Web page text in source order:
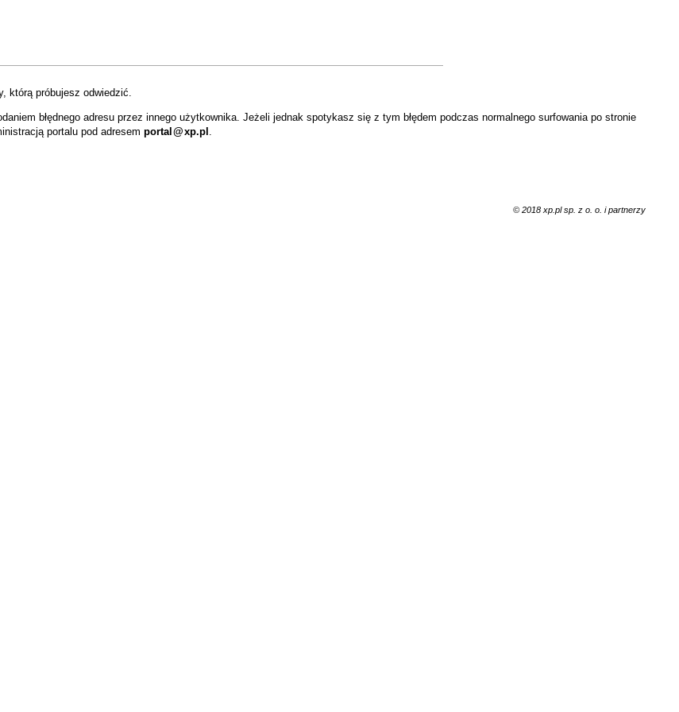
którą próbujesz odwiedzić.
błędnego adresu przez innego użytkownika. Jeżeli jednak spotykasz się z tym błędem podczas normalnego surfowania po stronie
portalu pod adresem portal @xp.pl .
© 2018 xp.pl sp. z o. o. i partnerzy